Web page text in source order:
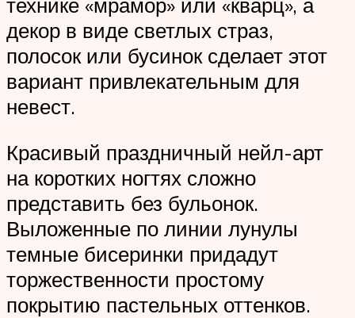
декор в виде светлых страз,
полосок или бусинок сделает этот
вариант привлекательным для
невест.
Красивый праздничный нейл-арт
на коротких ногтях сложно
представить без бульонок.
Выложенные по линии лунулы
темные бисеринки придадут
торжественности простому
покрытию пастельных оттенков.